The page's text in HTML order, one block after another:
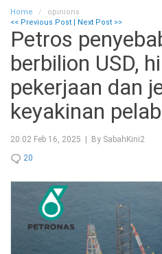
Home
opinions
<< Previous Post | Next Post >>
Petros
berbilion USD,
pekerjaan dan
keyakinan
20:02 Feb 16, 2025 | By SabahKini2
20